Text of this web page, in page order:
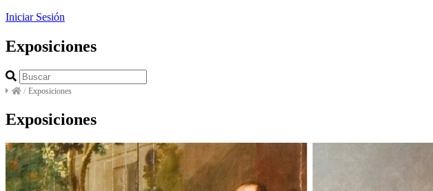
Iniciar Sesión
Exposiciones
/ Exposiciones
Exposiciones